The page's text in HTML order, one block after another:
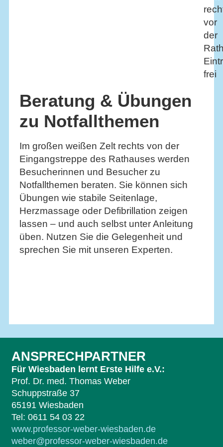
vor
der
frei
Beratung & Übungen
zu Notfallthemen
Im großen weißen Zelt rechts von der
Eingangstreppe des Rathauses werden
Besucherinnen und Besucher zu
Notfallthemen beraten. Sie können sich
Übungen wie stabile Seitenlage,
Herzmassage oder Defibrillation zeigen
lassen – und auch selbst unter Anleitung
üben. Nutzen Sie die Gelegenheit und
sprechen Sie mit unseren Experten.
ANSPRECHPARTNER
Für Wiesbaden lernt Erste Hilfe e.V.:
Prof. Dr. med. Thomas Weber
Schuppstraße 37
65191 Wiesbaden
Tel: 0611 54 03 22
www.professor-weber-wiesbaden.de
weber@professor-weber-wiesbaden.de